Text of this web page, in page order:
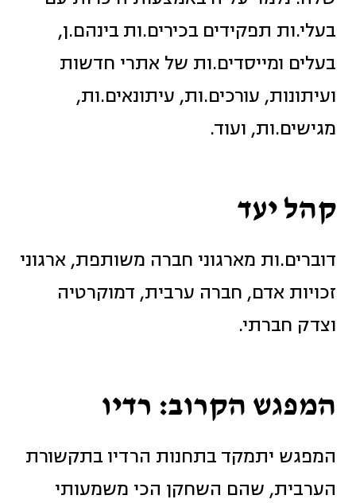
בעלי.ות תפקידים בכירים.ות בינהם.ן,
בעלים ומייסדים.ות של אתרי חדשות
ועיתונות, עורכים.ות, עיתונאים.ות,
מגישים.ות, ועוד.
קהל יעד
דוברים.ות מארגוני חברה משותפת, ארגוני
זכויות אדם, חברה ערבית, דמוקרטיה
וצדק חברתי.
המפגש הקרוב: רדיו
המפגש יתמקד בתחנות הרדיו בתקשורת
הערבית, שהם השחקן הכי משמעותי